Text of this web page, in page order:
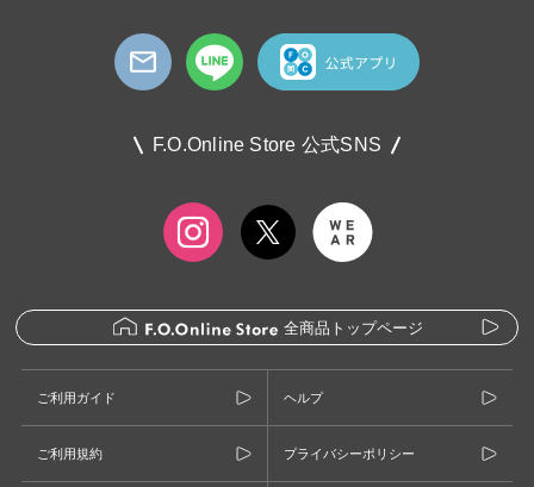
F.O.Online Store 公式SNS
全商品トップページ
ご利用ガイド ヘルプ
ご利用規約 プライバシーポリシー